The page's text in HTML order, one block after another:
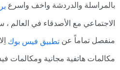
بالمراسلة والدردشة واخف واسرع
الاجتماعي مع الأصدقاء في العالم
منفصل تماماً عن تطبيق فيس بوك
مكالمات هاتفية مجانية ومكالمات